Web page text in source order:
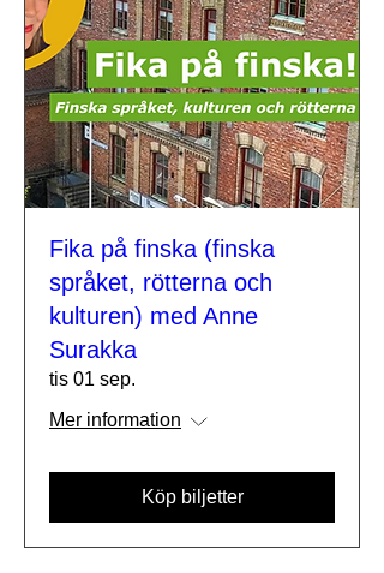
Fika på finska (finska
språket, rötterna och
kulturen) med Anne
Surakka
tis 01 sep.
Mer information
Köp biljetter